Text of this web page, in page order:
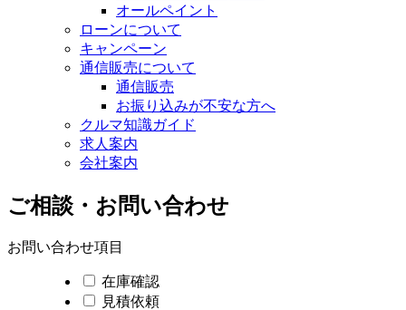
オールペイント
ローンについて
キャンペーン
通信販売について
通信販売
お振り込みが不安な方へ
クルマ知識ガイド
求人案内
会社案内
ご相談・お問い合わせ
お問い合わせ項目
在庫確認
見積依頼